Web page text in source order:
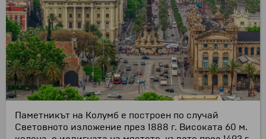
Паметникът на Колумб е построен по случай
Световното изложение през 1888 г. Високата 60 м.